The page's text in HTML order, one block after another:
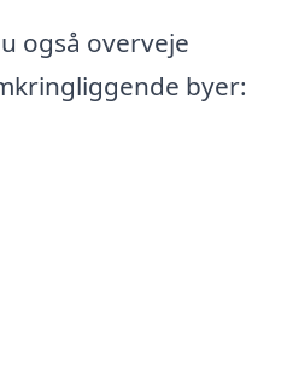
også overveje
byer: